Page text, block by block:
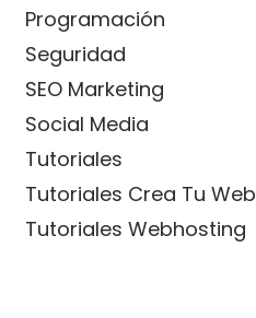
Programación
Seguridad
SEO Marketing
Social Media
Tutoriales
Tutoriales Crea Tu Web
Tutoriales Webhosting